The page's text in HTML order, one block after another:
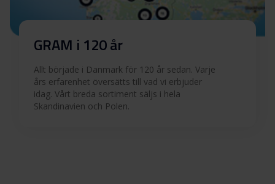
GRAM i 120 år
Allt började i Danmark för 120 år sedan. Varje
års erfarenhet översätts till vad vi erbjuder
idag. Vårt breda sortiment säljs i hela
Skandinavien och Polen.